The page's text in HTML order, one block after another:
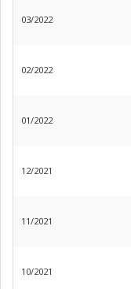
03/2022
02/2022
01/2022
12/2021
11/2021
10/2021